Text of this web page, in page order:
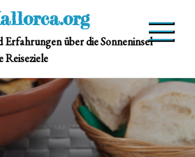
über die Sonneninsel